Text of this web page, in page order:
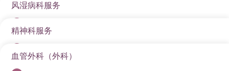
常困扰。
香港港安医院—司徒拔道的门诊部，有资深的呼吸系统科
专科医生注诊，方便有需要的市民亲临查询。
风湿病科服务
由专业及富经验的风湿病科医生及医疗团队，致力为患
查、诊断和悉心治疗，协助管理疾病并提高生活质素。
精神科服务
由专业及富经验的精神科医生，致力提供情绪病的评
血管外科（外科）